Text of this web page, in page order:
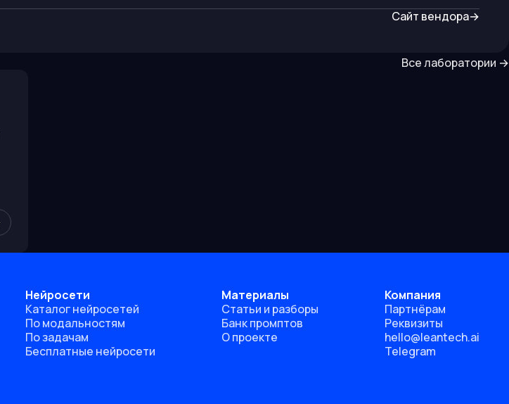
Сайт вендора→
Все лаборатории →
Нейросети
Каталог нейросетей
По модальностям
По задачам
Бесплатные нейросети
Материалы
Статьи и разборы
Банк промптов
О проекте
Компания
Партнёрам
Реквизиты
hello@leantech.ai
Telegram